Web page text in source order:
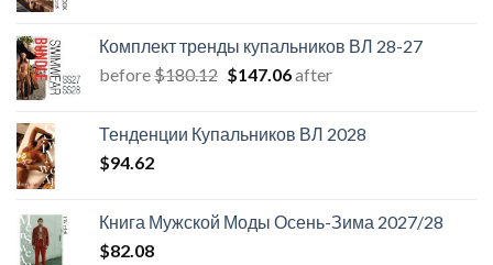
Комплект тренды купальников ВЛ 28-27
before$180.12 Первоначальная
$180.12.
$147.06Текущая
after
Тенденции Купальников ВЛ 2028
$94.62
Книга Мужской Моды Осень-Зима 2027/28
$82.08